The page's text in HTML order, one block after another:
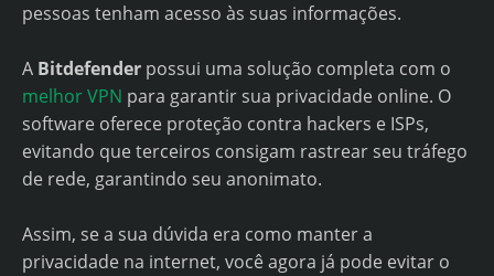
pessoas tenham acesso às suas informações.
A Bitdefender possui uma solução completa com o
melhor VPN para garantir sua privacidade online. O
software oferece proteção contra hackers e ISPs,
evitando que terceiros consigam rastrear seu tráfego
de rede, garantindo seu anonimato.
Assim, se a sua dúvida era como manter a
privacidade na internet, você agora já pode evitar o